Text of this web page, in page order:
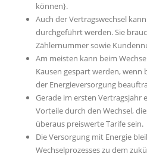
können}.
Auch der Vertragswechsel
durchgeführt werden. Sie
Zählernummer sowie
Am meisten kann beim
Kausen gespart werden,
der Energieversorgung
Gerade im ersten Vertragsjahr
Vorteile durch den Wechsel,
überaus preiswerte Tarife sein.
Die Versorgung mit Energie
Wechselprozesses zu dem